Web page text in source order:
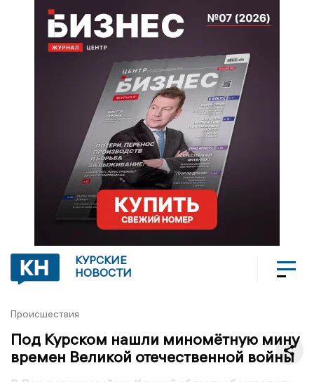
КУРСКИЕ
НОВОСТИ
Происшествия
Под Курском нашли миномётную мину
времен Великой отечественной войны